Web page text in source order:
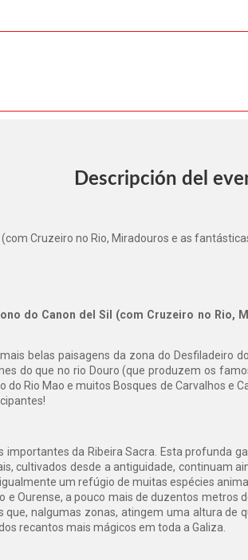
Descripción del
Cruzeiro no Rio, Miradouros e as
do Canon del Sil (com Cruzeiro no
belas paisagens da zona do Desfiladeiro
do que no rio Douro (que produzem os
Rio Mao e muitos Bosques de Carvalhos e
da Ribeira Sacra. Esta profunda
cultivados desde a antiguidade, continuam
um refúgio de muitas espécies
e Ourense, a pouco mais de duzentos
nalgumas zonas, atingem uma altura de
recantos mais mágicos em toda a Galiza.